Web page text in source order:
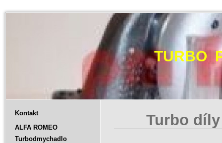
TURBO
Turbo díly
Kontakt
ALFA ROMEO
Turbodmychadlo